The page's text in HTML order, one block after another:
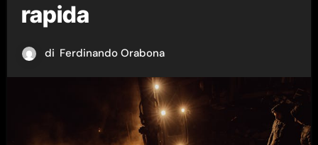
rapida
di Ferdinando Orabona